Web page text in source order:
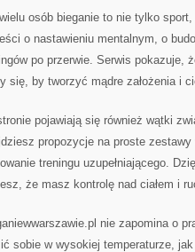
osób bieganie to nie tylko
o nastawieniu mentalnym, o
po przerwie. Serwis pokazuje,
się, by tworzyć mądre założenia i
pojawiają się również wątki
propozycje na proste
treningu uzupełniającego.
że masz kontrolę nad ciałem i
nie zapomina o
sobie w wysokiej temperaturze,